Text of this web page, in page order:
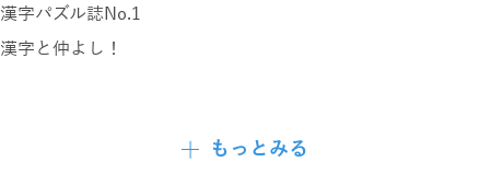
漢字パズル誌No.1
漢字と仲よし！
答えは117ページにあるよ
もっとみる